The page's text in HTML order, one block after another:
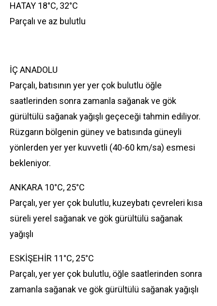
HATAY 18°C, 32°C
Parçalı ve az bulutlu
İÇ ANADOLU
Parçalı, batısının yer yer çok bulutlu öğle
saatlerinden sonra zamanla sağanak ve gök
gürültülü sağanak yağışlı geçeceği tahmin ediliyor.
Rüzgarın bölgenin güney ve batısında güneyli
yönlerden yer yer kuvvetli (40-60 km/sa) esmesi
bekleniyor.
ANKARA 10°C, 25°C
Parçalı, yer yer çok bulutlu, kuzeybatı çevreleri kısa
süreli yerel sağanak ve gök gürültülü sağanak
yağışlı
ESKİŞEHİR 11°C, 25°C
Parçalı, yer yer çok bulutlu, öğle saatlerinden sonra
zamanla sağanak ve gök gürültülü sağanak yağışlı